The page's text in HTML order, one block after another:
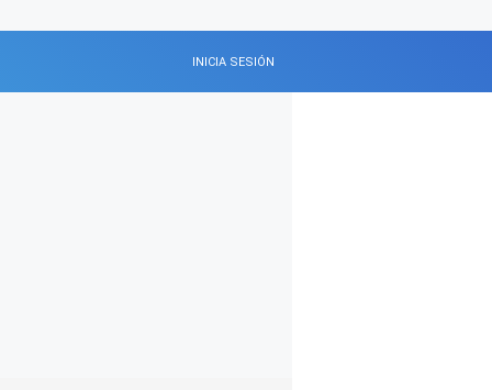
INICIA SESIÓN